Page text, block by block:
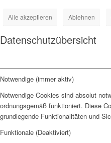
Alle akzeptieren Ablehnen
Datenschutzübersicht
Notwendige (immer aktiv)
Notwendige Cookies sind absolut
ordnungsgemäß funktioniert. Diese
grundlegende Funktionalitäten und
Funktionale (Deaktiviert)